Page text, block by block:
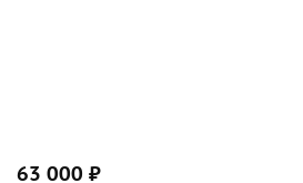
63 000 ₽